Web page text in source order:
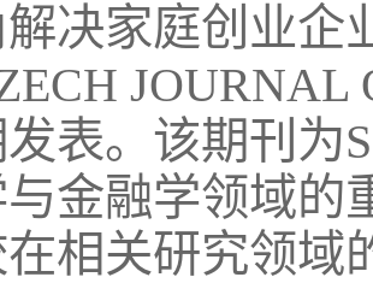
决家庭创业企
JOURNAL
表。该期刊为
金融学领域的
相关研究领域